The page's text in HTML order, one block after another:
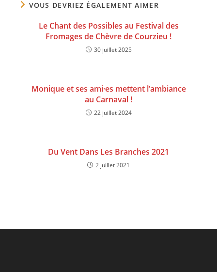
VOUS DEVRIEZ ÉGALEMENT AIMER
Le Chant des Possibles au Festival des
Fromages de Chèvre de Courzieu !
30 juillet 2025
Monique et ses ami·es mettent l’ambiance
au Carnaval !
22 juillet 2024
Du Vent Dans Les Branches 2021
2 juillet 2021